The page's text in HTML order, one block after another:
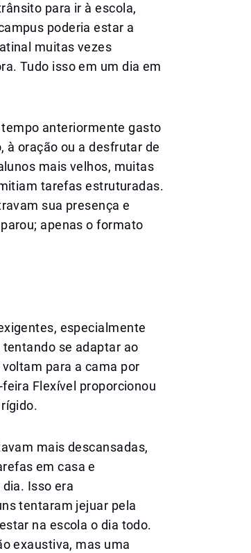
para ir à escola,
poderia estar a
muitas vezes
Tudo isso em um dia em
anteriormente gasto
à oração ou a desfrutar de
mais velhos, muitas
tarefas estruturadas.
sua presença e
apenas o formato
especialmente
se adaptar ao
para a cama por
Flexível proporcionou
mais descansadas,
em casa e
Isso era
tentaram jejuar pela
na escola o dia todo.
exaustiva, mas uma